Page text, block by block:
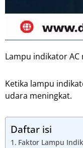
Lampu indikator
Ketika lampu
udara meningkat.
Daftar isi
Faktor Lampu